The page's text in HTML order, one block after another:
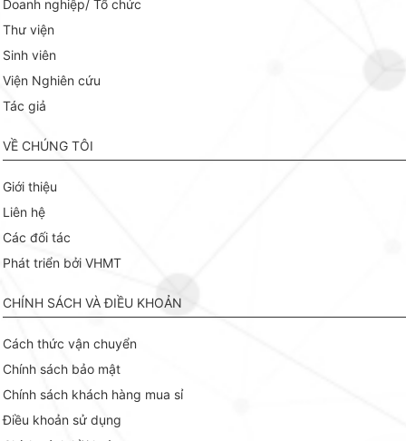
Doanh nghiệp/ Tổ chức
Thư viện
Sinh viên
Viện Nghiên cứu
Tác giả
VỀ CHÚNG TÔI
Giới thiệu
Liên hệ
Các đối tác
Phát triển bởi VHMT
CHÍNH SÁCH VÀ ĐIỀU KHOẢN
Cách thức vận chuyển
Chính sách bảo mật
Chính sách khách hàng mua sỉ
Điều khoản sử dụng